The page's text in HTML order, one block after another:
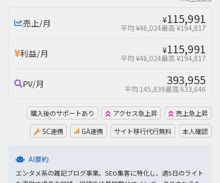
売上/月 ¥115,991
平均 ¥46,024最高 ¥194,817
利益/月 ¥115,991
平均 ¥46,024最高 ¥194,817
PV/月 393,955
平均 145,839最高 633,646
購入後のサポートあり アクセス急上昇
売上急上昇
SC連携
GA連携 サイト移行代行無料 本人確認
AI要約
エンタメ系の雑記ブログ事業。SEO集客に特化し、週5日のライト